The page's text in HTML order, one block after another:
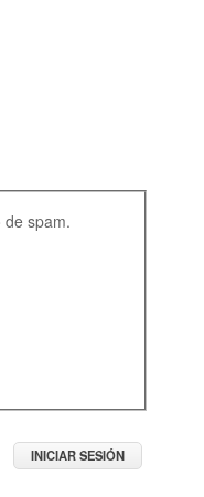
spam.